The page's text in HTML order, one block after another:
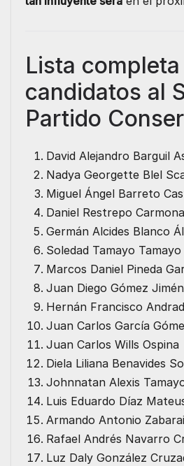
Lista
candidatos al
Partido
David Alejandro Barguil
Nadya Georgette Blel
Miguel Ángel Barreto
Daniel Restrepo Carmona
Germán Alcides Blanco
Soledad Tamayo Tamayo
Marcos Daniel Pineda
Juan Diego Gómez
Hernán Francisco
Juan Carlos García
Juan Carlos Wills Ospina
Diela Liliana Benavides
Johnnatan Alexis
Luis Eduardo Díaz
Armando Antonio
Rafael Andrés Navarro
Luz Daly González